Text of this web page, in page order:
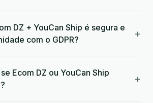
DZ + YouCan Ship é segura e
com o GDPR?
+
Ecom DZ ou YouCan Ship
+